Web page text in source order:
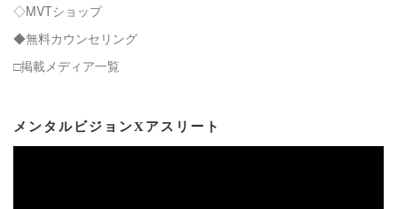
◇MVTショップ
◆無料カウンセリング
□掲載メディア一覧
メンタルビジョンXアスリート